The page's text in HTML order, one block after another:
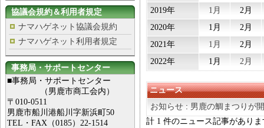
協議会規約＆利用者規定
ナマハゲネット協議会規約
ナマハゲネット利用者規定
事務局・サポートセンター
■事務局・サポートセンター
（男鹿市商工会内）
〒010-0511
男鹿市船川港船川字新浜町50
TEL・FAX（0185）22-1514
2019年
1月
2月
2020年
1月
2月
2021年
1月
2月
2022年
1月 2月
ニュース
お知らせ : 男鹿の鯛まつりが
計 1 件のニュース記事がありま